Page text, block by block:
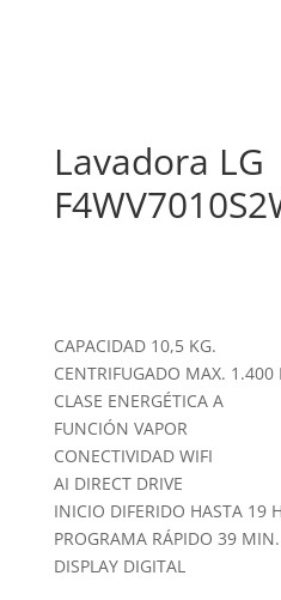
Lavadora LG
CAPACIDAD 10,5 KG.
CENTRIFUGADO MAX. 1.400
CLASE ENERGÉTICA A
FUNCIÓN VAPOR
CONECTIVIDAD WIFI
AI DIRECT DRIVE
INICIO DIFERIDO HASTA 19
PROGRAMA RÁPIDO 39 MIN.
DISPLAY DIGITAL